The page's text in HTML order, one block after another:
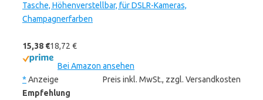
Tasche, Höhenverstellbar, für DSLR-Kameras,
Champagnerfarben
15,38 €18,72 €
Bei Amazon ansehen
* Anzeige
Preis inkl. MwSt., zzgl. Versandkosten
Empfehlung